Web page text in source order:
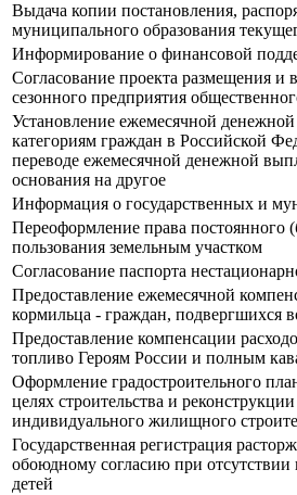
Выдача копии постановления,
муниципального образования
Информирование о финансовой
Согласование проекта размещения и
сезонного предприятия
Установление ежемесячной
категориям граждан в Российской
переводе ежемесячной денежной
основания на другое
Информация о государственных и
Переоформление права постоянного
пользования земельным участком
Согласование паспорта
Предоставление ежемесячной
кормильца - граждан, подвергшихся
Предоставление компенсации
топливо Героям России и полным
Оформление градостроительного
целях строительства и
индивидуального жилищного
Государственная регистрация
обоюдному согласию при
детей